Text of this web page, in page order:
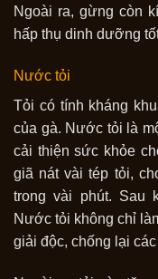
Ngoài ra, gừng còn
hấp thụ dinh dưỡng
Nước tỏi
Tỏi có tính kháng
của gà. Nước tỏi là
cải thiện sức khỏe
giã nát vài tép tỏi,
trong vài phút. Sau
Nước tỏi không chỉ
giải độc, chống lại